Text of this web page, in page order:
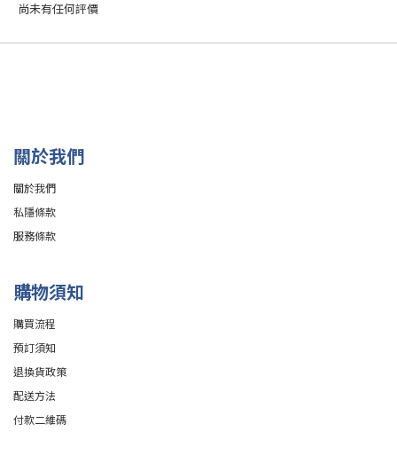
尚未有任何評價
關於我們
關於我們
私隱條款
服務條款
購物須知
購買流程
預訂須知
退換貨政策
配送方法
付款二維碼